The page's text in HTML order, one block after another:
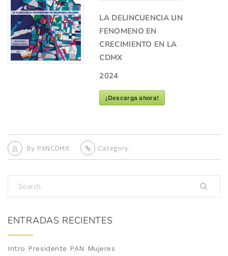
LA DELINCUENCIA UN
FENOMENO EN
CRECIMIENTO EN LA
CDMX
2024
¡Descarga ahora!
By PANCDMX Category:
ENTRADAS RECIENTES
Intro Presidente PAN Mujeres